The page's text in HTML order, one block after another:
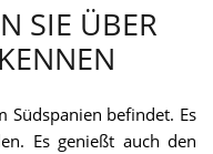
SIE ÜBER
Südspanien befindet. Es
Es genießt auch den